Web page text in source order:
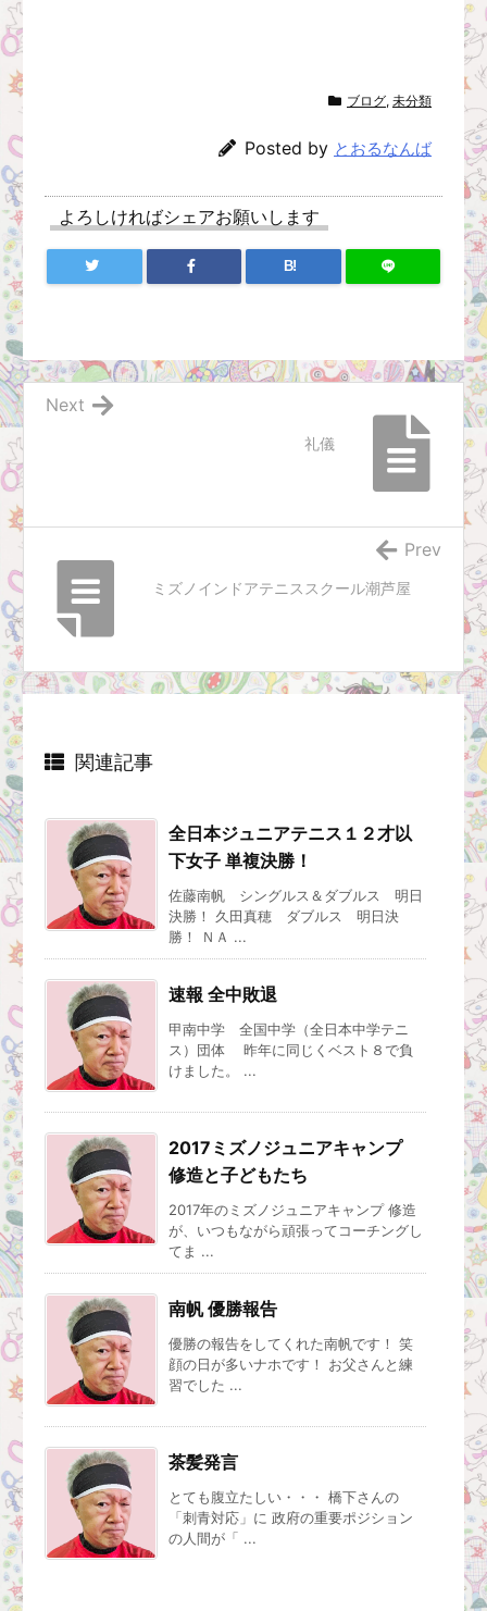
ブログ, 未分類
Posted by とおるなんば
よろしければシェアお願いします
B!
礼儀
Next
ミズノインドアテニススクール潮芦屋
Prev
関連記事
全日本ジュニアテニス１２才以
下女子 単複決勝！
佐藤南帆 シングルス＆ダブルス 明日
決勝！ 久田真穂 ダブルス 明日決
勝！ ＮＡ ...
速報 全中敗退
甲南中学 全国中学（全日本中学テニ
ス）団体 昨年に同じくベスト８で負
けました。 ...
2017ミズノジュニアキャンプ
修造と子どもたち
2017年のミズノジュニアキャンプ 修造
が、いつもながら頑張ってコーチングし
てま ...
南帆 優勝報告
優勝の報告をしてくれた南帆です！ 笑
顔の日が多いナホです！ お父さんと練
習でした ...
茶髪発言
とても腹立たしい・・・ 橋下さんの
「刺青対応」に 政府の重要ポジション
の人間が「 ...